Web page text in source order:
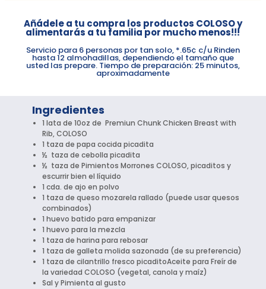
Añádele a tu compra los productos COLOSO y
alimentarás a tu familia por mucho menos!!!
Servicio para 6 personas por tan solo, *.65¢ c/u Rinden
hasta 12 almohadillas, dependiendo el tamaño que
usted las prepare. Tiempo de preparación: 25 minutos,
aproximadamente
Ingredientes
1 lata de 10oz de Premiun Chunk Chicken Breast with
Rib, COLOSO
1 taza de papa cocida picadita
½ taza de cebolla picadita
½ taza de Pimientos Morrones COLOSO, picaditos y
escurrir bien el líquido
1 cda. de ajo en polvo
1 taza de queso mozarela rallado (puede usar quesos
combinados)
1 huevo batido para empanizar
1 huevo para la mezcla
1 taza de harina para rebosar
1 taza de galleta molida sazonada (de su preferencia)
1 taza de cilantrillo fresco picaditoAceite para Freír de
la variedad COLOSO (vegetal, canola y maíz)
Sal y Pimienta al gusto